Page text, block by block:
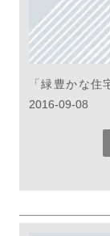
「緑豊かな住
2016-09-08